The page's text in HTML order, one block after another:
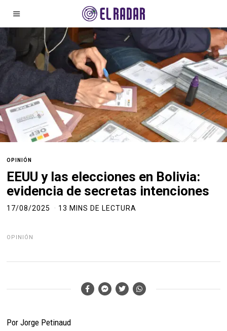
OPINIÓN
EEUU y las elecciones en Bolivia:
evidencia de secretas intenciones
17/08/2025 13 MINS DE LECTURA
OPINIÓN
Por Jorge Petinaud